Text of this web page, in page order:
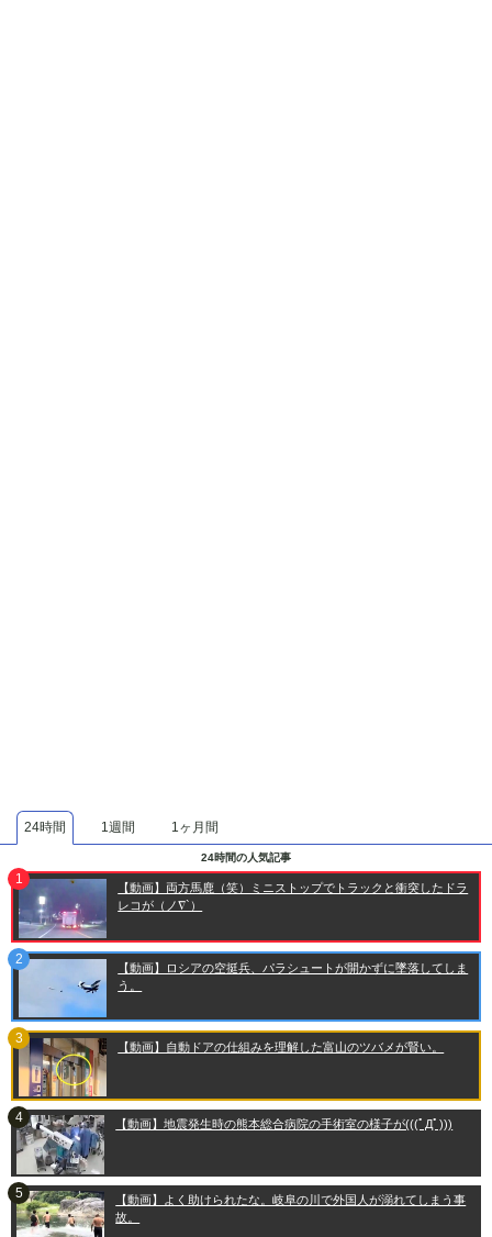
24時間 1週間 1ヶ月間
24時間の人気記事
【動画】両方馬鹿（笑）ミニストップでトラックと衝突したドラ
レコが（ノ∇`）
【動画】ロシアの空挺兵、パラシュートが開かずに墜落してしま
う。
【動画】自動ドアの仕組みを理解した富山のツバメが賢い。
【動画】地震発生時の熊本総合病院の手術室の様子が(((ﾟДﾟ)))
【動画】よく助けられたな。岐阜の川で外国人が溺れてしまう事
故。